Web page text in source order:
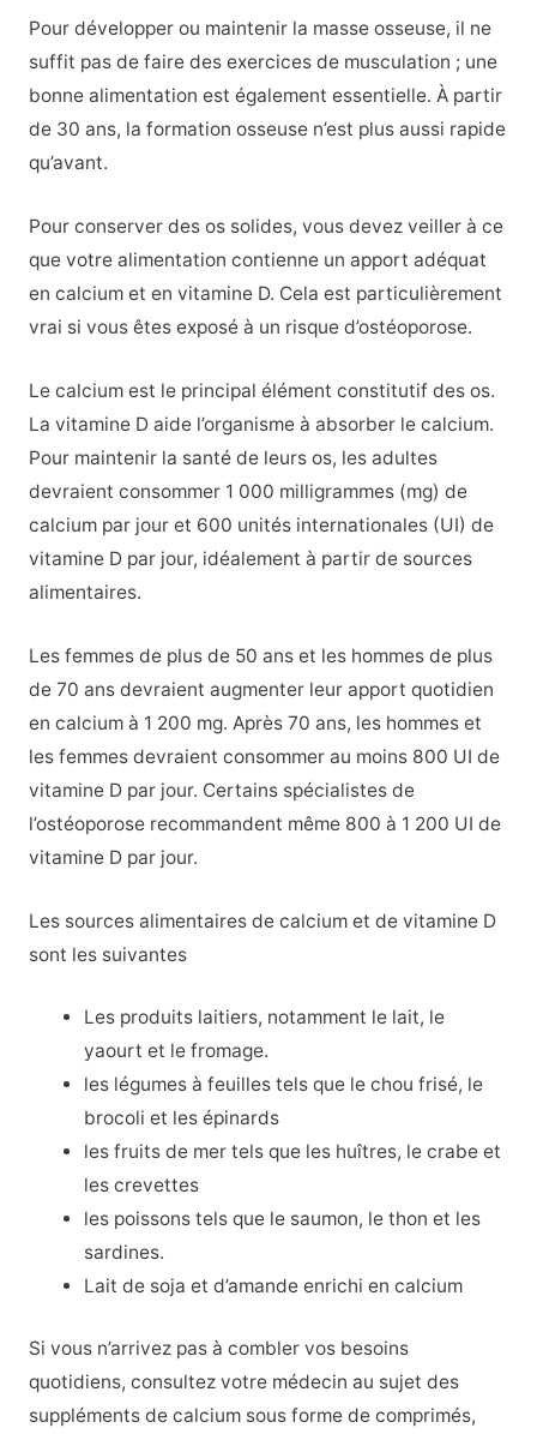
Pour développer ou maintenir la masse osseuse, il ne
suffit pas de faire des exercices de musculation ; une
bonne alimentation est également essentielle. À partir
de 30 ans, la formation osseuse n’est plus aussi rapide
qu’avant.
Pour conserver des os solides, vous devez veiller à ce
que votre alimentation contienne un apport adéquat
en calcium et en vitamine D. Cela est particulièrement
vrai si vous êtes exposé à un risque d’ostéoporose.
Le calcium est le principal élément constitutif des os.
La vitamine D aide l’organisme à absorber le calcium.
Pour maintenir la santé de leurs os, les adultes
devraient consommer 1 000 milligrammes (mg) de
calcium par jour et 600 unités internationales (UI) de
vitamine D par jour, idéalement à partir de sources
alimentaires.
Les femmes de plus de 50 ans et les hommes de plus
de 70 ans devraient augmenter leur apport quotidien
en calcium à 1 200 mg. Après 70 ans, les hommes et
les femmes devraient consommer au moins 800 UI de
vitamine D par jour. Certains spécialistes de
l’ostéoporose recommandent même 800 à 1 200 UI de
vitamine D par jour.
Les sources alimentaires de calcium et de vitamine D
sont les suivantes
Les produits laitiers, notamment le lait, le
yaourt et le fromage.
les légumes à feuilles tels que le chou frisé, le
brocoli et les épinards
les fruits de mer tels que les huîtres, le crabe et
les crevettes
les poissons tels que le saumon, le thon et les
sardines.
Lait de soja et d’amande enrichi en calcium
Si vous n’arrivez pas à combler vos besoins
quotidiens, consultez votre médecin au sujet des
suppléments de calcium sous forme de comprimés,